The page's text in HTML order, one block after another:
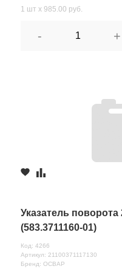
1 шт х 985.00 руб.
- +
Указатель
(583.3711160-01)
Код: 4266
Артикул: 21100371117130
Бренд: ОСВАР